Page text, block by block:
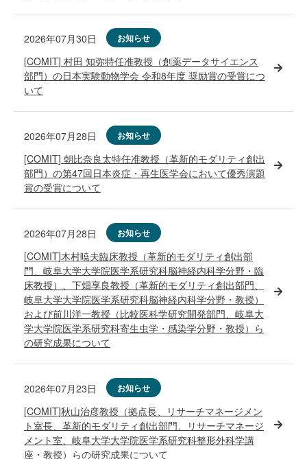
2026年07月30日 お知らせ
[COMIT] 村田 知弥特任准教授（創薬データサイエンス
部門）の日本実験動物学会 令和8年度 奨励賞の受賞につ
いて
2026年07月28日 お知らせ
[COMIT] 朝比奈良太特任准教授（革新的モダリティ創出
部門）の第47回日本炎症・再生医学会において優秀演題
賞の受賞について
2026年07月28日 お知らせ
[COMIT]木村暁夫臨床教授（革新的モダリティ創出部
門、岐阜大学大学院医学系研究科脳神経内科学分野・臨
床教授）、下畑享良教授（革新的モダリティ創出部門、
岐阜大学大学院医学系研究科脳神経内科学分野・教授）
および前川洋一教授（比較医科学研究開発部門、岐阜大
学大学院医学系研究科寄生虫学・感染学分野・教授）ら
の研究成果について
2026年07月23日 お知らせ
[COMIT]秋山治彦教授（拠点長、リサーチマネージメン
ト室長、革新的モダリティ創出部門、リサーチマネージ
メント室、岐阜大学大学院医学系研究科整形外科学講
座・教授）らの研究成果について